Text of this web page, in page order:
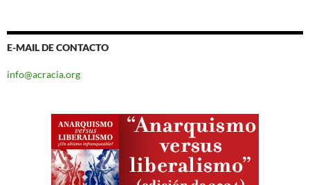
E-MAIL DE CONTACTO
info@acracia.org